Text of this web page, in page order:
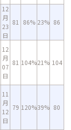
12
月
23
日
81 86% 23% 86
12
月
07
日
81 104%21% 104
11
月
12
日
79 120%39% 80